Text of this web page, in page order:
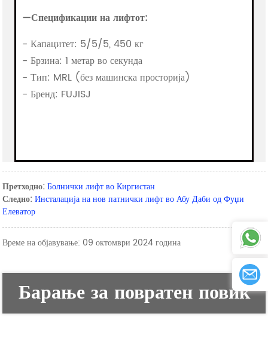
—Спецификации на лифтот:
- Капацитет: 5/5/5, 450 кг
- Брзина: 1 метар во секунда
- Тип: MRL (без машинска просторија)
- Бренд: FUJISJ
Претходно:Болнички лифт во Киргистан
Следно:Инсталација на нов патнички лифт во Абу Даби од Фуџи
Елеватор
Време на објавување: 09 октомври 2024 година
Барање за повратен повик